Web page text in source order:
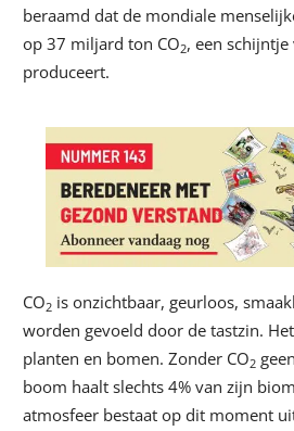
beraamd dat de mondiale
op 37 miljard ton CO2, een
produceert.
CO2 is onzichtbaar, geurloos,
worden gevoeld door de tastzin.
planten en bomen. Zonder CO2
boom haalt slechts 4% van zijn
atmosfeer bestaat op dit moment